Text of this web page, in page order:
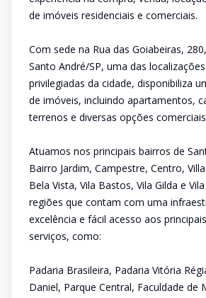
de imóveis residenciais e comerciais.
Com sede na Rua das Goiabeiras,
Santo André/SP, uma das
privilegiadas da cidade, disponibiliza
de imóveis, incluindo apartamentos,
terrenos e diversas opções
Atuamos nos principais bairros de
Bairro Jardim, Campestre, Centro,
Bela Vista, Vila Bastos, Vila Gilda e
regiões que contam com uma
excelência e fácil acesso aos
serviços, como:
Padaria Brasileira, Padaria Vitória
Daniel, Parque Central, Faculdade de